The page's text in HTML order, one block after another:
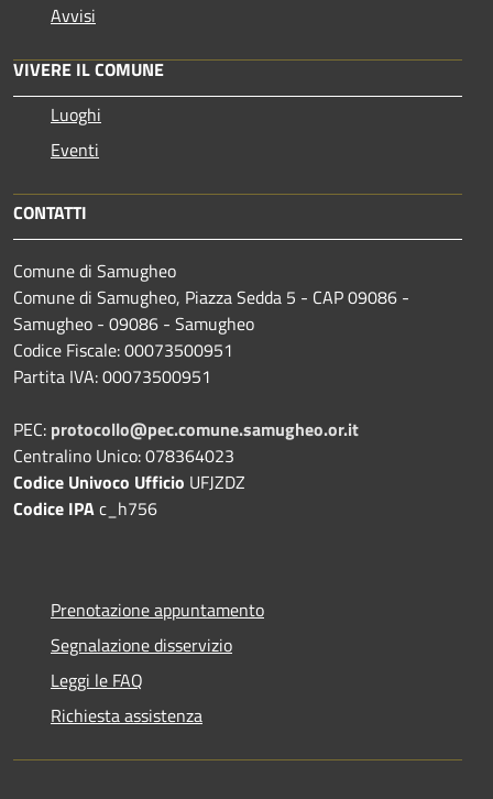
Avvisi
VIVERE IL COMUNE
Luoghi
Eventi
CONTATTI
Comune di Samugheo
Comune di Samugheo, Piazza Sedda 5 - CAP 09086 -
Samugheo - 09086 - Samugheo
Codice Fiscale: 00073500951
Partita IVA: 00073500951
PEC: protocollo@pec.comune.samugheo.or.it
Centralino Unico: 078364023
Codice Univoco Ufficio UFJZDZ
Codice IPAc_h756
Prenotazione appuntamento
Segnalazione disservizio
Leggi le FAQ
Richiesta assistenza